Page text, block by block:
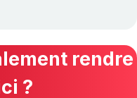
rendre
?